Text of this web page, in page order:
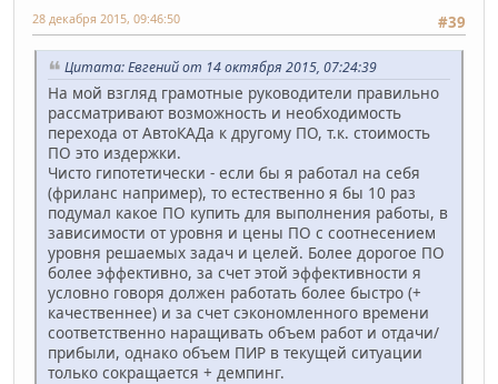
#39
28 декабря 2015, 09:46:50
Цитата: Евгений от 14 октября 2015, 07:24:39
На мой взгляд грамотные руководители правильно
рассматривают возможность и необходимость
перехода от АвтоКАДа к другому ПО, т.к. стоимость
ПО это издержки.
Чисто гипотетически - если бы я работал на себя
(фриланс например), то естественно я бы 10 раз
подумал какое ПО купить для выполнения работы, в
зависимости от уровня и цены ПО с соотнесением
уровня решаемых задач и целей. Более дорогое ПО
более эффективно, за счет этой эффективности я
условно говоря должен работать более быстро (+
качественнее) и за счет сэкономленного времени
соответственно наращивать объем работ и отдачи/
прибыли, однако объем ПИР в текущей ситуации
только сокращается + демпинг.